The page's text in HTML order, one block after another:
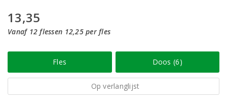
13,35
Vanaf 12 flessen 12,25 per fles
Fles Doos (6)
Op verlanglijst